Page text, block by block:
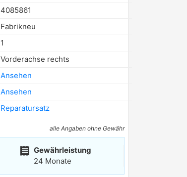
4085861
Fabrikneu
1
Vorderachse rechts
Ansehen
Ansehen
Reparatursatz
alle Angaben ohne Gewähr
receipt Gewährleistung
24 Monate